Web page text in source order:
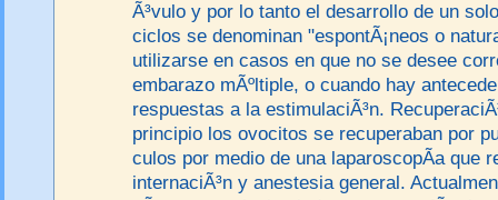
Ã³vulo y por lo tanto el desarrollo de un
ciclos se denominan "espontÃ¡neos o
utilizarse en casos en que no se desee
embarazo mÃºltiple, o cuando hay
respuestas a la estimulaciÃ³n.
principio los ovocitos se recuperaban por
culos por medio de una laparoscopÃ­a que
internaciÃ³n y anestesia general.